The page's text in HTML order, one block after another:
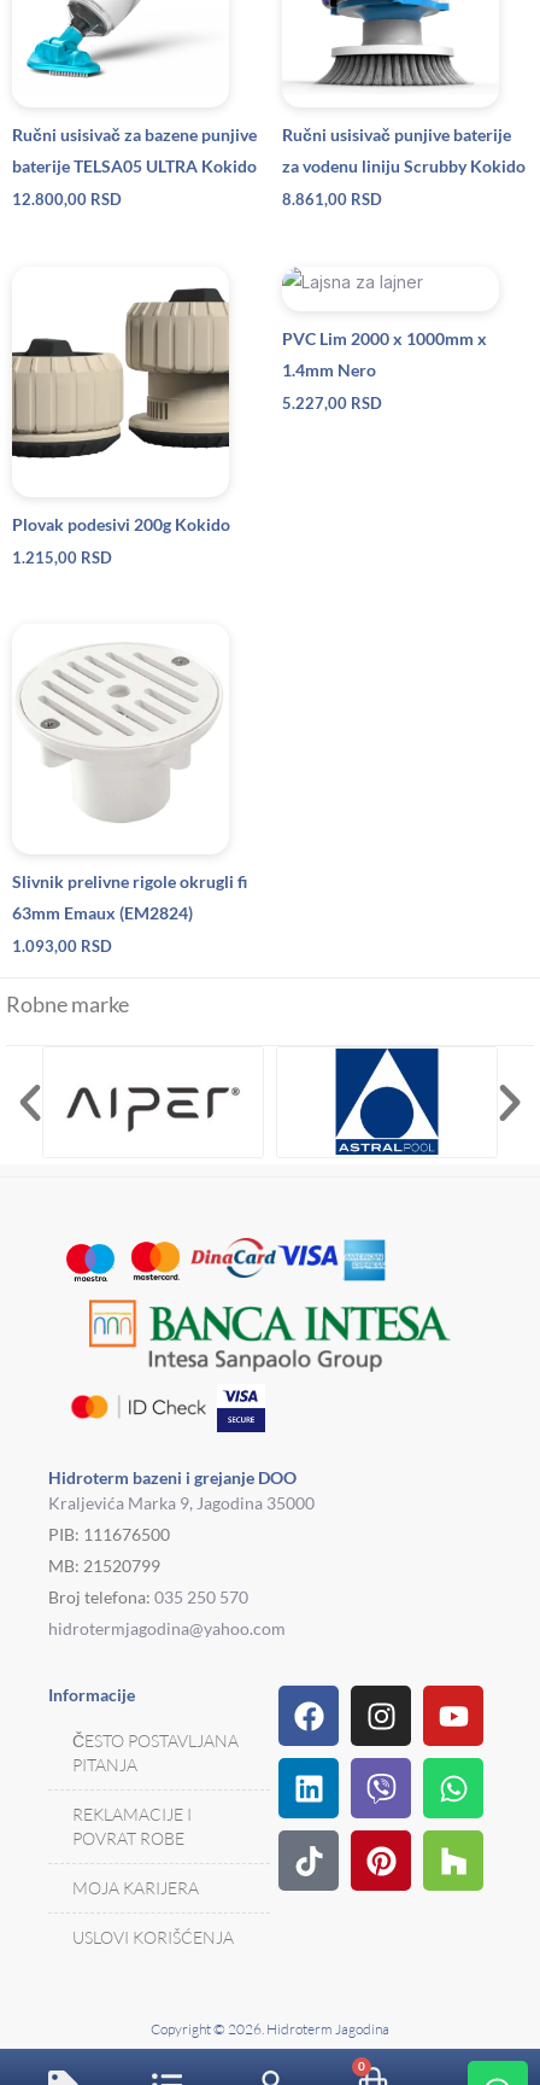
Ručni usisivač za bazene punjive
baterije TELSA05 ULTRA Kokido
12.800,00 RSD
Ručni usisivač punjive baterije
za vodenu liniju Scrubby Kokido
8.861,00 RSD
Plovak podesivi 200g Kokido
1.215,00 RSD
PVC Lim 2000 x 1000mm x
1.4mm Nero
5.227,00 RSD
Slivnik prelivne rigole okrugli fi
63mm Emaux (EM2824)
1.093,00 RSD
Robne marke
Hidroterm bazeni i grejanje DOO
Kraljevića Marka 9, Jagodina 35000
PIB: 111676500
MB: 21520799
Broj telefona: 035 250 570
hidrotermjagodina@yahoo.com
Informacije
ČESTO POSTAVLJANA
PITANJA
REKLAMACIJE I
POVRAT ROBE
MOJA KARIJERA
USLOVI KORIŠĆENJA
FacebookInstagram
Linkedin
Viber
TiktokPinterest
Copyright © 2026. Hidroterm Jagodina
0 W